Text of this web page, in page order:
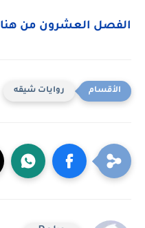
الفصل العشرون من هنا
روايات شيقه